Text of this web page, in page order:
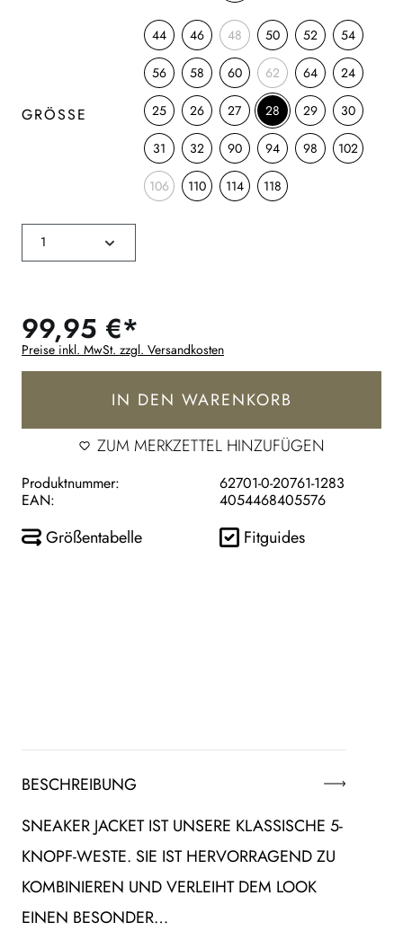
GRÖSSE
44 46 48 50 52 54
56 58 60 62 64 24
25 26 27 28 29 30
31 32 90 94 98 102
106 110 114 118
99,95 €*
Preise inkl. MwSt. zzgl. Versandkosten
IN DEN WARENKORB
ZUM MERKZETTEL HINZUFÜGEN
Produktnummer:
62701-0-20761-1283
EAN:
4054468405576
Größentabelle Fitguides
BESCHREIBUNG
SNEAKER JACKET IST UNSERE KLASSISCHE 5-
KNOPF-WESTE. SIE IST HERVORRAGEND ZU
KOMBINIEREN UND VERLEIHT DEM LOOK
EINEN BESONDER…